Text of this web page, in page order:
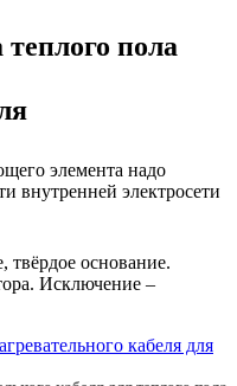
пола
элемента надо
внутренней электросети
твёрдое основание.
Исключение –